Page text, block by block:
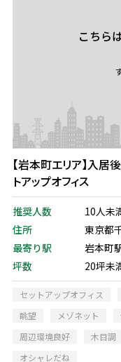
こちら
【岩本町エリア】入居
トアップオフィス
推奨人数
10人未
住所
東京都
最寄り駅
岩本町
坪数
20坪未
セットアップオフィス
眺望
メゾネット
周辺環境良好
木目調
オシャレだね